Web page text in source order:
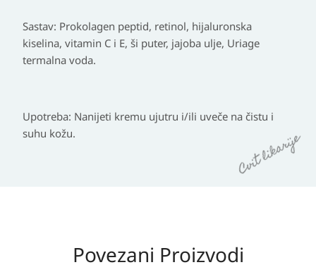
Sastav: Prokolagen peptid, retinol, hijaluronska
kiselina, vitamin C i E, ši puter, jajoba ulje, Uriage
termalna voda.
Upotreba: Nanijeti kremu ujutru i/ili uveče na čistu i
suhu kožu.
Povezani Proizvodi